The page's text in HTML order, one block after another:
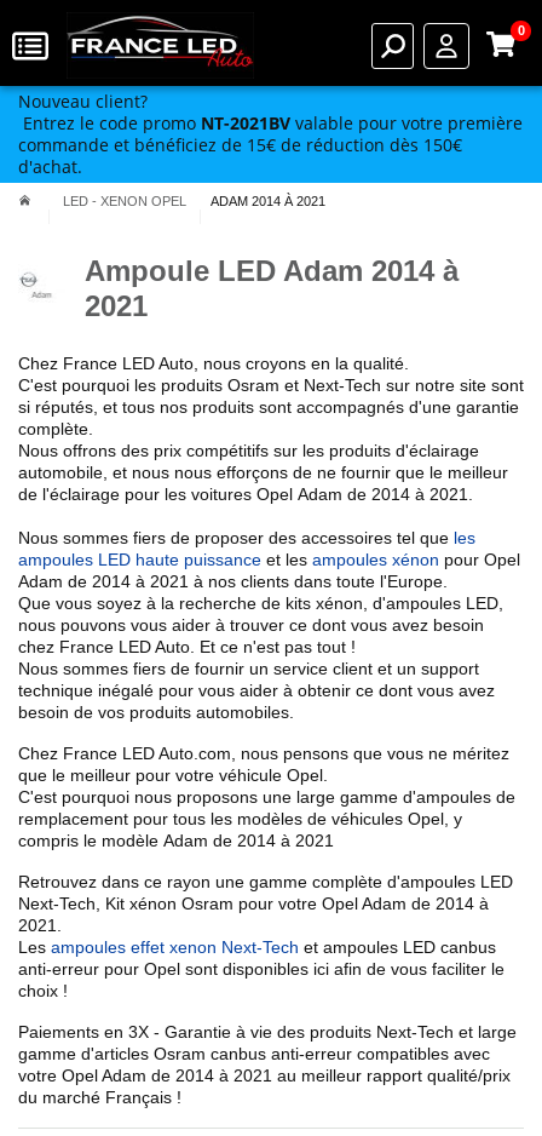
0
Nouveau client?
Entrez le code promo NT-2021BV valable pour votre première
commande et bénéficiez de 15€ de réduction dès 150€
d'achat.
LED - XENON OPEL ADAM 2014 À 2021
Ampoule LED Adam 2014 à
2021
Chez France LED Auto, nous croyons en la qualité.
C'est pourquoi les produits Osram et Next-Tech sur notre site sont
si réputés , et tous nos produits sont accompagnés d'une garantie
complète.
Nous offrons des prix compétitifs sur les produits d'éclairage
automobile, et nous nous efforçons de ne fournir que le meilleur
de l'éclairage pour les voitures Opel Adam de 2014 à 2021.
Nous sommes fiers de proposer des accessoires tel que les
ampoules LED haute puissance et les ampoules xénon pour Opel
Adam de 2014 à 2021 à nos clients dans toute l'Europe.
Que vous soyez à la recherche de kits xénon, d'ampoules LED,
nous pouvons vous aider à trouver ce dont vous avez besoin
chez France LED Auto. Et ce n'est pas tout !
Nous sommes fiers de fournir un service client et un support
technique inégalé pour vous aider à obtenir ce dont vous avez
besoin de vos produits automobiles.
Chez France LED Auto.com, nous pensons que vous ne méritez
que le meilleur pour votre véhicule Opel.
C'est pourquoi nous proposons une large gamme d'ampoules de
remplacement pour tous les modèles de véhicules Opel , y
compris le modèle Adam de 2014 à 2021
Retrouvez dans ce rayon une gamme complète d'ampoules LED
Next-Tech, Kit xénon Osram pour votre OpelAdam de 2014 à
2021
Les ampoules effet xenon Next-Tech et ampoules LED canbus
anti-erreur pour Opel sont disponibles ici afin de vous faciliter le
choix !
Paiements en 3X - Garantie à vie des produits Next-Tech et large
gamme d'articles Osram canbus anti-erreur compatibles avec
votre OpelAdam de 2014 à 2021 au meilleur rapport qualité/prix
du marché Français !